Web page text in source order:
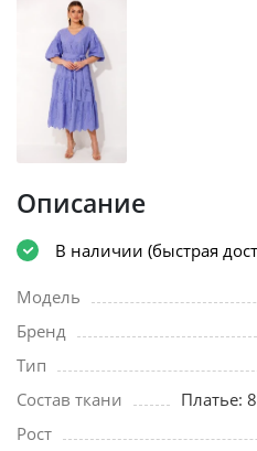
Описание
В наличии (быстрая
Модель
Бренд
Тип
Состав ткани
Платье:
Рост